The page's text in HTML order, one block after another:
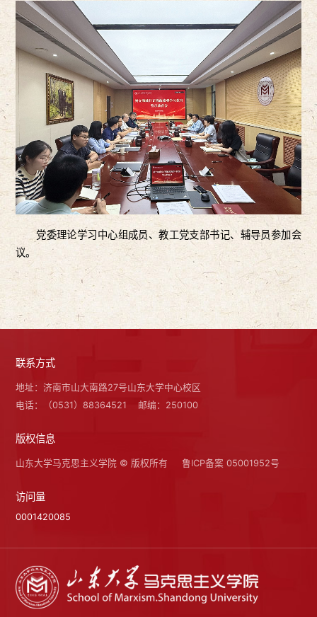
党委理论学习中心组成员、教工党支部书记、辅导员参加会
议。
联系方式
地址：济南市山大南路27号山东大学中心校区
电话：（0531）88364521
邮编：250100
版权信息
山东大学马克思主义学院 © 版权所有 鲁ICP备案 05001952号
访问量
0001420085